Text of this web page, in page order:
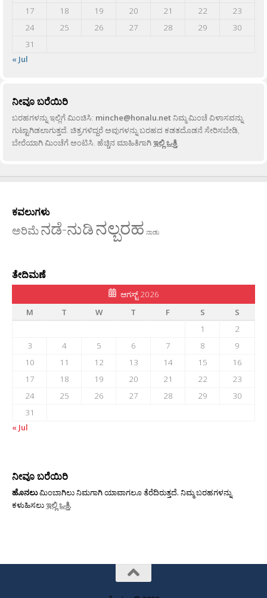
17
18 19 20 21 22
23
24
25 26 27 28 29
30
31
« Jul
ನೀವೂ ಬರೆಯಿರಿ
ಬರಹಗಳನ್ನು ಇಲ್ಲಿಗೆ ಮಿಂಚಿಸಿ: minche@honalu.netನಿಮ್ಮ ಮಿಂಚೆ ವಿಳಾಸವನ್ನು
ಗುಟ್ಟಾಗಿಡಲಾಗುತ್ತದೆ. ಚಿತ್ರಗಳಿದ್ದರೆ ಅವುಗಳನ್ನು ಬರಹದ ಕಡತದೊಡನೆ ಸೇರಿಸಬೇಡಿ,
ಬೇರೆಯಾಗಿ ಮಿಂಚೆಗೆ ಅಂಟಿಸಿ. ಹೆಚ್ಚಿನ ಮಾಹಿತಿಗಾಗಿಇಲ್ಲಿ ಒತ್ತಿ.
ಕವಲುಗಳು
ಅರಿಮೆನಡೆ-ನುಡಿನಲ್ಬರಹ ನಾಡು
ತೇದಿಮಣೆ
ಆಗಸ್ಟ್ 2026
M
T W T F S
S
1
2
3
4 5 6 7 8
9
10
11 12 13 14 15
16
17
18 19 20 21 22
23
24
25 26 27 28 29
30
31
« Jul
ನೀವೂ ಬರೆಯಿರಿ
ಹೊನಲುಮಿಂಬಾಗಿಲು ನಿಮಗಾಗಿ ಯಾವಾಗಲೂ ತೆರೆದಿರುತ್ತದೆ. ನಿಮ್ಮ ಬರಹಗಳನ್ನು
ಕಳುಹಿಸಲುಇಲ್ಲಿ ಒತ್ತಿ.